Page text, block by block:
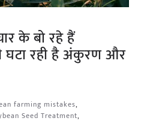
के बो रहे हैं
घटा रही है अंकुरण और
farming mistakes,
Seed Treatment,